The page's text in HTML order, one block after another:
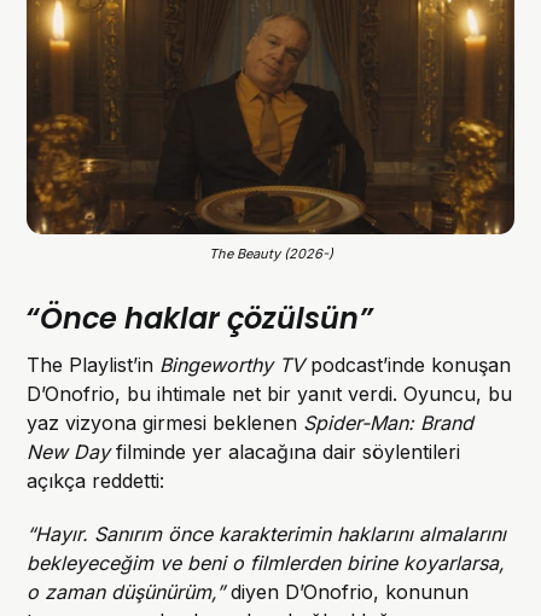
The Beauty (2026-)
“Önce haklar çözülsün”
The Playlist’in Bingeworthy TVpodcast’inde konuşan
D’Onofrio, bu ihtimale net bir yanıt verdi. Oyuncu, bu
yaz vizyona girmesi beklenen Spider-Man: Brand
New Dayfilminde yer alacağına dair söylentileri
açıkça reddetti:
“Hayır. Sanırım önce karakterimin haklarını almalarını
bekleyeceğim ve beni o filmlerden birine koyarlarsa,
o zaman düşünürüm,”diyen D’Onofrio, konunun